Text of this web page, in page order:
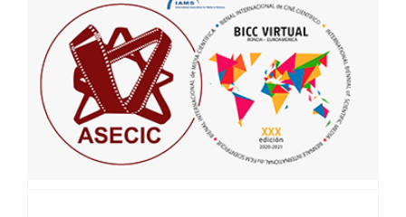
Noticias y publicaciones